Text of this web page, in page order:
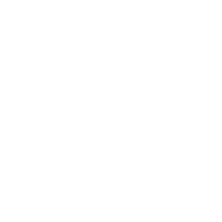
horen een bureau en een
- 19,4 km Trelleborgs Museum -
Museum - 21,2 km Trelleborgs
Haven van Abbekas. Dit hotel